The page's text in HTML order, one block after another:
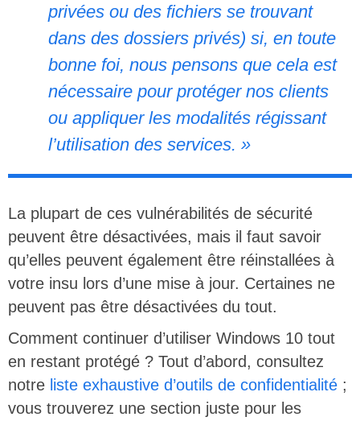
privées ou des fichiers se trouvant
dans des dossiers privés) si, en toute
bonne foi, nous pensons que cela est
nécessaire pour protéger nos clients
ou appliquer les modalités régissant
l’utilisation des services. »
La plupart de ces vulnérabilités de sécurité
peuvent être désactivées, mais il faut savoir
qu’elles peuvent également être réinstallées à
votre insu lors d’une mise à jour. Certaines ne
peuvent pas être désactivées du tout.
Comment continuer d’utiliser Windows 10 tout
en restant protégé ? Tout d’abord, consultez
notre liste exhaustive d’outils de confidentialité ;
vous trouverez une section juste pour les